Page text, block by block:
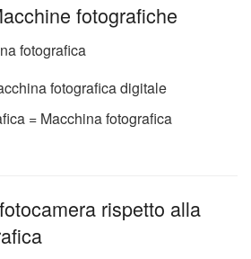
fotografiche
fotografica
fotografica digitale
= Macchina fotografica
rispetto alla